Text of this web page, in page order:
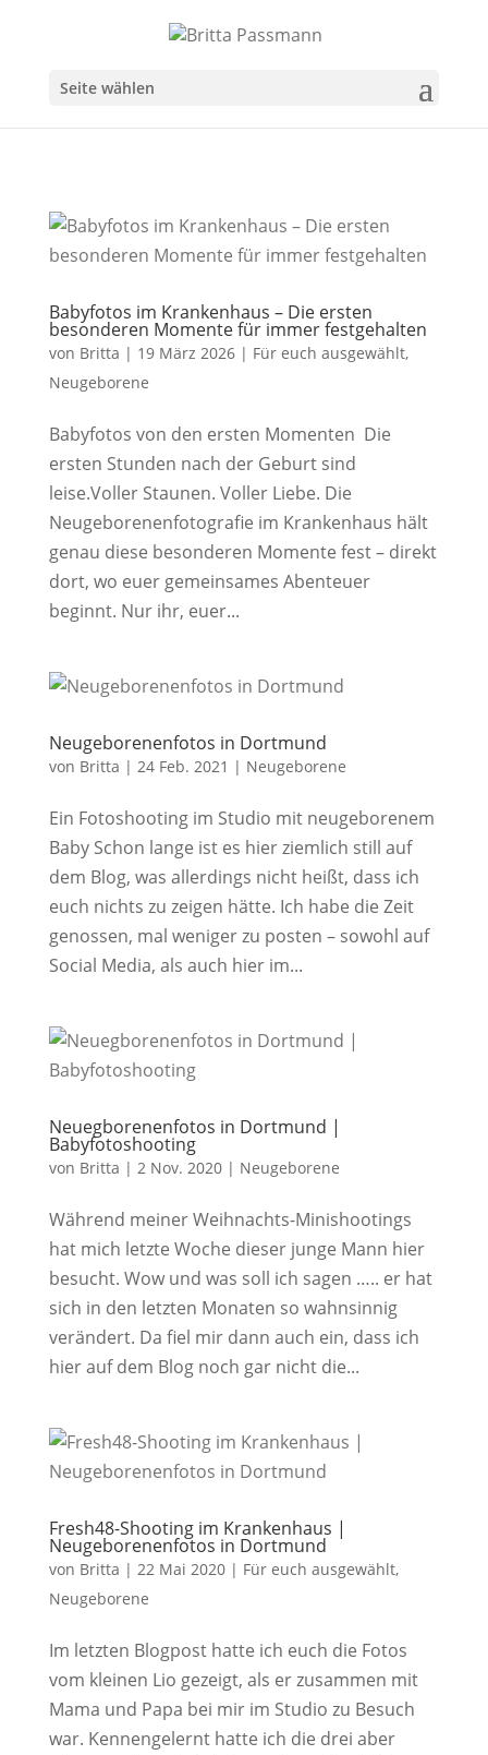
Seite wählen
Babyfotos im Krankenhaus – Die ersten
besonderen Momente für immer festgehalten
von Britta | 19 März 2026| Für euch ausgewählt,
Neugeborene
Babyfotos von den ersten Momenten Die
ersten Stunden nach der Geburt sind
leise.Voller Staunen. Voller Liebe. Die
Neugeborenenfotografie im Krankenhaus hält
genau diese besonderen Momente fest – direkt
dort, wo euer gemeinsames Abenteuer
beginnt. Nur ihr, euer...
Neugeborenenfotos in Dortmund
von Britta | 24 Feb. 2021 | Neugeborene
Ein Fotoshooting im Studio mit neugeborenem
Baby Schon lange ist es hier ziemlich still auf
dem Blog, was allerdings nicht heißt, dass ich
euch nichts zu zeigen hätte. Ich habe die Zeit
genossen, mal weniger zu posten – sowohl auf
Social Media, als auch hier im...
Neuegborenenfotos in Dortmund |
Babyfotoshooting
von Britta | 2 Nov. 2020| Neugeborene
Während meiner Weihnachts-Minishootings
hat mich letzte Woche dieser junge Mann hier
besucht. Wow und was soll ich sagen ….. er hat
sich in den letzten Monaten so wahnsinnig
verändert. Da fiel mir dann auch ein, dass ich
hier auf dem Blog noch gar nicht die...
Fresh48-Shooting im Krankenhaus |
Neugeborenenfotos in Dortmund
von Britta | 22 Mai 2020| Für euch ausgewählt,
Neugeborene
Im letzten Blogpost hatte ich euch die Fotos
vom kleinen Lio gezeigt, als er zusammen mit
Mama und Papa bei mir im Studio zu Besuch
war. Kennengelernt hatte ich die drei aber